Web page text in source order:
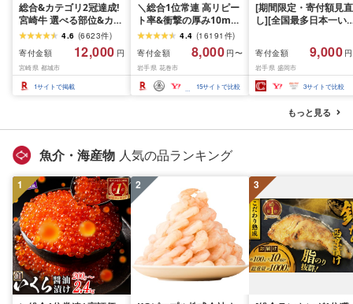
総合&カテゴリ2冠達成!
宮崎牛 選べる部位&カッ
ト (赤身&霜降り)or(赤身
のみ) 500g 1kg 2kg[発
送時期が選べる] 牛肉 焼
肉 すき焼き しゃぶしゃ
ぶ ステーキ ギフト お中
4.6 (6623件)
寄付金額
12,000 円
宮崎県 都城市
1サイトで掲載
＼総合1位常連 高リピー
ト率&衝撃の厚み10mm
厚切り牛タン 塩味/ ≪ス
ピード発送!!10営業日以
内発送≫ 選べる内容量
500g / 1kg 定期便 毎月
届く 牛肉 肉 BBQ ふるさ
と 人気 ランキング 岩手
4.4 (16191 件)
寄付金額
8,000 円〜
岩手県 花巻市
15サイトで比較
[期間限定・寄付額見直
し][全国最多日本一い
1.5kg(150g×10個) い
て牛 × 岩中豚 ハンバー
グ 合挽き 合い挽き 黒
和牛 人気 冷凍 個包装
分け 冷凍 牛肉 豚肉 和
ビーフ ポーク はんば
ぐ 挽肉 お肉 ミンチ 肉
お弁当 hannba-gu ラ
寄付金額 9,000
岩手県 盛岡市
3サイトで比較
もっと見る
魚介・海産物 人気の品ランキング
1 2 3